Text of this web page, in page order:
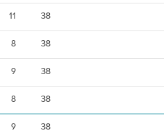
38
11
38
8
38
9
38
8
38
9